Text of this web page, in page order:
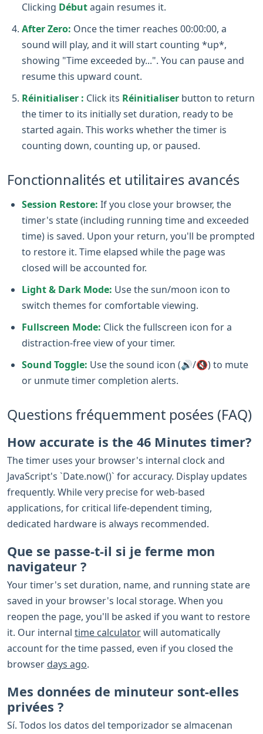
Clicking Débutagain resumes it.
After Zero: Once the timer reaches 00:00:00, a
sound will play, and it will start counting *up*,
showing "Time exceeded by...". You can pause and
resume this upward count.
Réinitialiser : Click its Réinitialiser button to return
the timer to its initially set duration, ready to be
started again. This works whether the timer is
counting down, counting up, or paused.
Fonctionnalités et utilitaires avancés
Session Restore: If you close your browser, the
timer's state (including running time and exceeded
time) is saved. Upon your return, you'll be prompted
to restore it. Time elapsed while the page was
closed will be accounted for.
Light & Dark Mode: Use the sun/moon icon to
switch themes for comfortable viewing.
Fullscreen Mode: Click the fullscreen icon for a
distraction-free view of your timer.
Sound Toggle: Use the sound icon (🔊/🔇) to mute
or unmute timer completion alerts.
Questions fréquemment posées (FAQ)
How accurate is the 46 Minutes timer?
The timer uses your browser's internal clock and
JavaScript's `Date.now()` for accuracy. Display updates
frequently. While very precise for web-based
applications, for critical life-dependent timing,
dedicated hardware is always recommended.
Que se passe-t-il si je ferme mon
navigateur ?
Your timer's set duration, name, and running state are
saved in your browser's local storage. When you
reopen the page, you'll be asked if you want to restore
it. Our internal time calculatorwill automatically
account for the time passed, even if you closed the
browser days ago.
Mes données de minuteur sont-elles
privées ?
Sí. Todos los datos del temporizador se almacenan